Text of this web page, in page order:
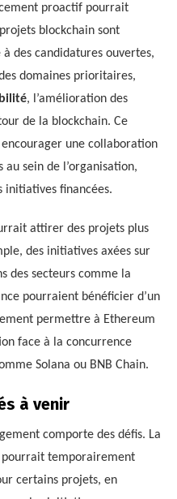
proactif pourrait
blockchain sont
des candidatures ouvertes,
domaines prioritaires,
, l’amélioration des
de la blockchain. Ce
une collaboration
au sein de l’organisation,
initiatives financées.
attirer des projets plus
des initiatives axées sur
des secteurs comme la
pourraient bénéficier d’un
permettre à Ethereum
face à la concurrence
Solana ou BNB Chain.
à venir
comporte des défis. La
pourrait temporairement
certains projets, en